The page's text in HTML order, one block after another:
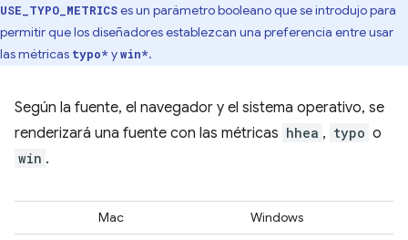
USE_TYPO_METRICSes un parámetro booleano que se introdujo para
permitir que los diseñadores establezcan una preferencia entre usar
las métricas typo* ywin*.
Según la fuente, el navegador y el sistema operativo, se
renderizará una fuente con las métricas hhea , typo o
win .
Mac
Windows